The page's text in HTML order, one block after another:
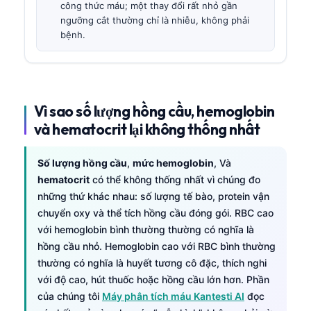
công thức máu; một thay đổi rất nhỏ gần
ngưỡng cắt thường chỉ là nhiễu, không phải
bệnh.
Vì sao số lượng hồng cầu, hemoglobin
và hematocrit lại không thống nhất
Số lượng hồng cầu, mức hemoglobin, Và
hematocrit có thể không thống nhất vì chúng đo
những thứ khác nhau: số lượng tế bào, protein vận
chuyển oxy và thể tích hồng cầu đóng gói. RBC cao
với hemoglobin bình thường thường có nghĩa là
hồng cầu nhỏ. Hemoglobin cao với RBC bình thường
thường có nghĩa là huyết tương cô đặc, thích nghi
với độ cao, hút thuốc hoặc hồng cầu lớn hơn. Phần
của chúng tôi Máy phân tích máu Kantesti AI đọc